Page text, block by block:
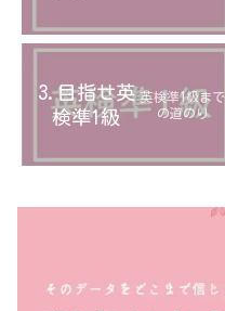
3.目指せ英
検準1級
英検準1級まで
の道のり